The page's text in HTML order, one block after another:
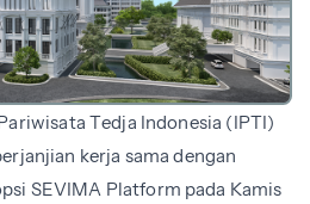
Tedja Indonesia (IPTI)
kerja sama dengan
SEVIMA Platform pada Kamis